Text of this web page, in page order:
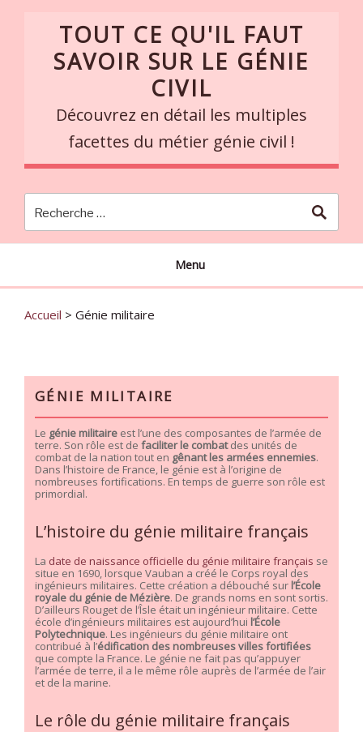
TOUT CE QU'IL FAUT
SAVOIR SUR LE GÉNIE
CIVIL
Découvrez en détail les multiples
facettes du métier génie civil !
Menu
Accueil > Génie militaire
GÉNIE MILITAIRE
Le génie militaire est l’une des composantes de l’armée de
terre. Son rôle est de faciliter le combatdes unités de
combat de la nation tout en gênant les armées ennemies.
Dans l’histoire de France, le génie est à l’origine de
nombreuses fortifications. En temps de guerre son rôle est
primordial.
L’histoire du génie militaire français
La date de naissance officielle du génie militaire français se
situe en 1690, lorsque Vauban a créé le Corps royal des
ingénieurs militaires. Cette création a débouché sur l’École
royale du génie de Mézière. De grands noms en sont sortis.
D’ailleurs Rouget de l’Îsle était un ingénieur militaire. Cette
école d’ingénieurs militaires est aujourd’hui l’École
Polytechnique. Les ingénieurs du génie militaire ont
contribué à l’édification des nombreuses villes fortifiées
que compte la France. Le génie ne fait pas qu’appuyer
l’armée de terre, il a le même rôle auprès de l’armée de l’air
et de la marine.
Le rôle du génie militaire français